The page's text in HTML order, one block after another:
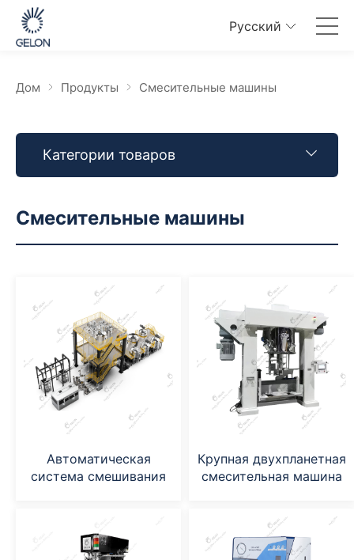
Pусский
Дом Продукты Смесительные машины
Категории товаров
Смесительные машины
Автоматическая
система смешивания
Крупная двухпланетная
смесительная машина